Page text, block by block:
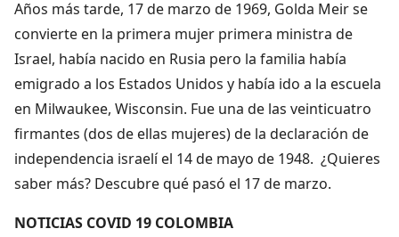
Años más tarde, 17 de marzo de 1969, Golda Meir se
convierte en la primera mujer primera ministra de
Israel, había nacido en Rusia pero la familia había
emigrado a los Estados Unidos y había ido a la escuela
en Milwaukee, Wisconsin. Fue una de las veinticuatro
firmantes (dos de ellas mujeres) de la declaración de
independencia israelí el 14 de mayo de 1948. ¿Quieres
saber más? Descubre qué pasó el 17 de marzo.
NOTICIAS COVID 19 COLOMBIA